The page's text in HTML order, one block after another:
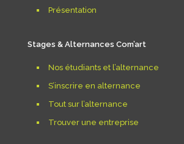
Présentation
Stages & Alternances Com’art
Nos étudiants et l’alternance
S’inscrire en alternance
Tout sur l’alternance
Trouver une entreprise